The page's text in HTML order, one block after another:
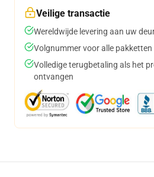
Veilige transactie
Wereldwijde levering aan uw
Volgnummer voor alle
Volledige terugbetaling als het
ontvangen